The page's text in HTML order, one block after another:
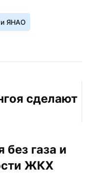
ЯНАО
сделают
без газа и
ЖКХ